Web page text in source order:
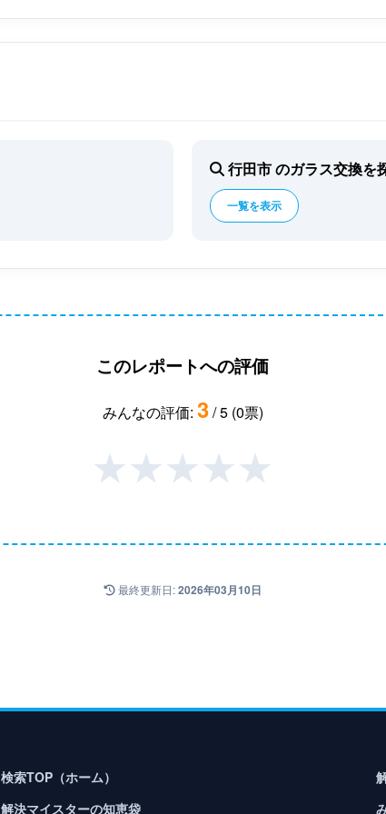
行田市 のガラス交換を
一覧を表示
このレポートへの評価
みんなの評価: 3/ 5 (0票)
★★★★★
最終更新日:2026年03月10日
検索TOP（ホーム）
解決マイスターの知恵袋